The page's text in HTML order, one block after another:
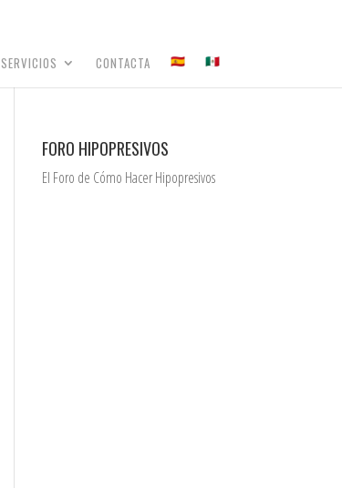
SERVICIOS CONTACTA
FORO HIPOPRESIVOS
El Foro de Cómo Hacer Hipopresivos